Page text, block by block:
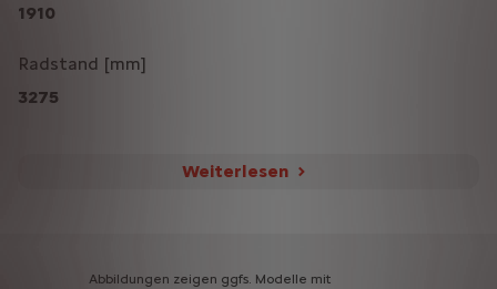
1910
Radstand [mm]
3275
Weiterlesen
Abbildungen zeigen ggfs. Modelle mit